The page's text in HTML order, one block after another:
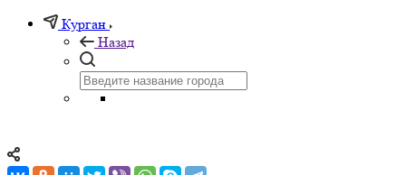
Курган
Назад